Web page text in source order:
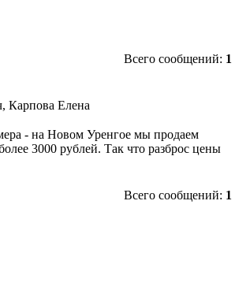
Всего сообщений: 1
Карпова Елена
- на Новом Уренгое мы продаем
3000 рублей. Так что разброс цены
Всего сообщений: 1